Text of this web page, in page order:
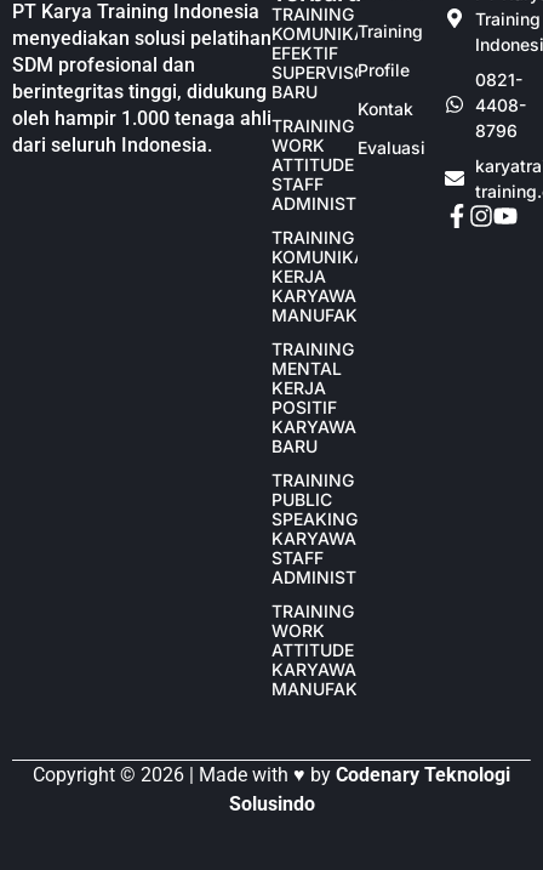
PT Karya Training Indonesia
menyediakan solusi pelatihan
SDM profesional dan
berintegritas tinggi, didukung
oleh hampir 1.000 tenaga ahli
dari seluruh Indonesia.
TRAINING
KOMUNIKASI
EFEKTIF
SUPERVISOR
BARU
TRAINING
WORK
ATTITUDE
STAFF
ADMINISTRASI
TRAINING
KOMUNIKASI
KERJA
KARYAWAN
MANUFAKTUR
TRAINING
MENTAL
KERJA
POSITIF
KARYAWAN
BARU
TRAINING
PUBLIC
SPEAKING
KARYAWAN
STAFF
ADMINISTRASI
TRAINING
WORK
ATTITUDE
KARYAWAN
MANUFAKTUR
Training
Profile
Kontak
Evaluasi
Training
0821-
4408-
8796
Copyright © 2026 | Made with ♥ by Codenary Teknologi
Solusindo